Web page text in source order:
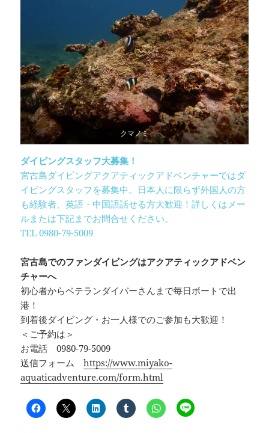
クマノミ
ダイビングスタッフ大募集！
宮古島ダイビングアクアティックアドベンチャーではダ
イビングスタッフを募集中。日本人に限らず外国人の方
も経験者、英語・中国語話せる方大歓迎！詳しくはメー
ルまたは下記までお問合せください。
TEL 0980-79-5009
宮古島でのファンダイビングはアクアティックアドベン
チャーへ
初心者からベテランダイバーさんまで毎日ボートで出
港！
到着後ダイビング・お一人様でのご参加も大歓迎！
＜ご予約は＞
お電話 0980-79-5009
送信フォームhttps://www.miyako-
aquaticadventure.com/form.html